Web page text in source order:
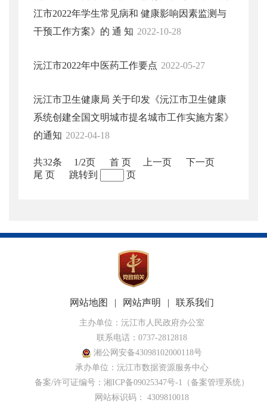
江市2022年学生常见病和 健康影响因素监测与
干预工作方案》的 通 知 2022-10-28
沅江市2022年中医药工作要点 2022-05-27
沅江市卫生健康局 关于印发《沅江市卫生健康
系统创建全国文明城市提名城市工作实施方案》
的通知 2022-04-18
共32条 1/2页 首 页 上一页
下一页
尾 页
跳转到 页
网站地图 | 网站声明 | 联系我们
主办单位：沅江市人民政府办公室
联系电话：0737-2812818
湘公网安备43098102000118号
承办单位：沅江市数据资源服务中心
备案/许可证编号：湘ICP备09025347号-1 （备案管理系统）
网站标识码： 4309810018